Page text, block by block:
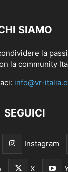
SIAMO
la
la community
info@vr-
SEGUICI
Instagram
X